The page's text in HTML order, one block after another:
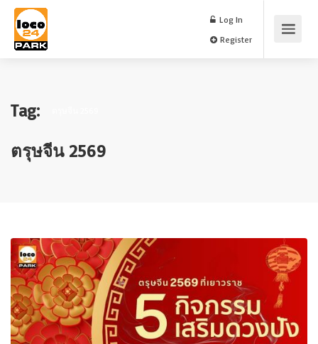
Log In
Tag:
ตรุษจีน 2569